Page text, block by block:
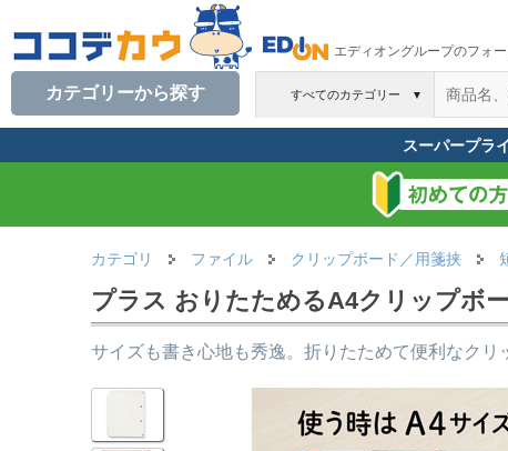
エディオングループのフォ
すべてのカテゴリー ▼
カテゴリーから探す
スーパープラ
カテゴリ ファイル クリップボード／用箋挟
プラス おりたためるA4クリップボ
サイズも書き心地も秀逸。折りたためて便利なクリ